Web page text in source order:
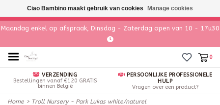
Maandag enkel op afspraak, Dinsdag - Zaterdag open van 10 - 17u30
0
VERZENDING
Bestellingen vanaf €120 GRATIS
binnen België
PERSOONLIJKE PROFESSIONELE
HULP
Vragen over een product?
Home > Troll Nursery - Park Lukas white/naturel
Ciao Bambino maakt gebruik van cookies Manage cookies